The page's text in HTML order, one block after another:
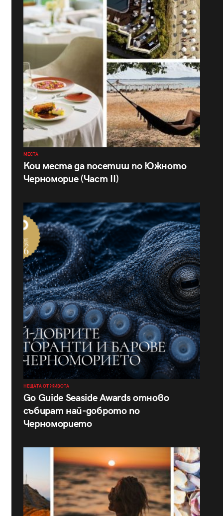
МЕСТА
Кои места да посетиш по Южното
Черноморие (Част II)
НЕЩАТА ОТ ЖИВОТА
Go Guide Seaside Awards отново
събират най-доброто по
Черноморието